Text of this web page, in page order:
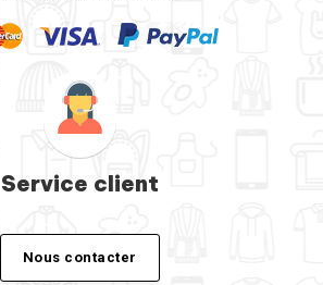
Service client
Nous contacter